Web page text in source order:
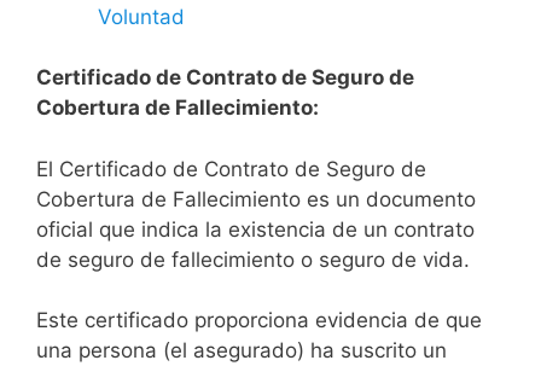
Voluntad
Certificado de Contrato de Seguro de
Cobertura de Fallecimiento:
El Certificado de Contrato de Seguro de
Cobertura de Fallecimiento es un documento
oficial que indica la existencia de un contrato
de seguro de fallecimiento o seguro de vida.
Este certificado proporciona evidencia de que
una persona (el asegurado) ha suscrito un